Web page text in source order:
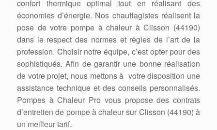
confort thermique optimal tout en réalisant des
économies d’énergie. Nos chauffagistes réalisent la
pose de votre pompe à chaleur à Clisson (44190)
dans le respect des normes et règles de l’art de la
profession. Choisir notre équipe, c’est opter pour des
sophistiqués. Afin de garantir une bonne réalisation
de votre projet, nous mettons à votre disposition une
assistance technique et des conseils personnalisés.
Pompes à Chaleur Pro vous propose des contrats
d’entretien de pompe à chaleur sur Clisson (44190) à
un meilleur tarif.